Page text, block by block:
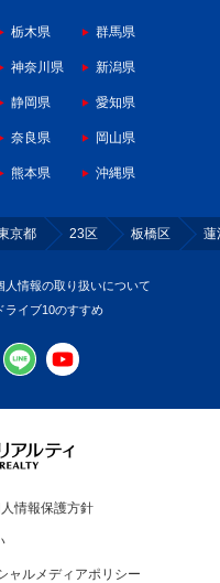
栃木県 群馬県
神奈川県 新潟県
静岡県 愛知県
奈良県 岡山県
熊本県 沖縄県
京都 23区 板橋区 蓮
人情報の取り扱いについて
ライブ10のすすめ
情報保護方針
ャルメディアポリシー